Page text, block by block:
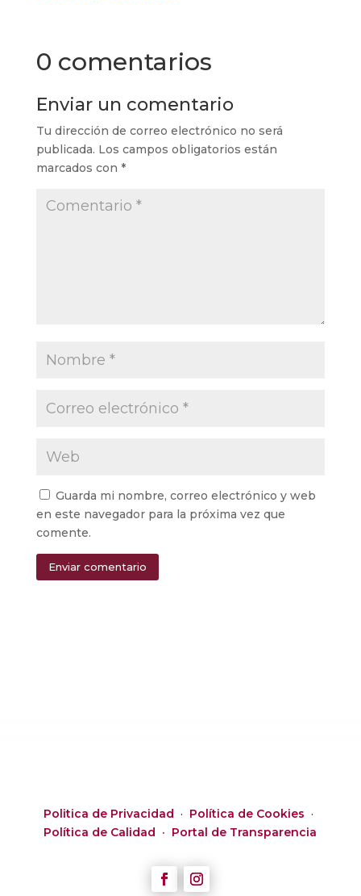
0 comentarios
Enviar un comentario
Tu dirección de correo electrónico no será
publicada. Los campos obligatorios están
marcados con *
Guarda mi nombre, correo electrónico y web
en este navegador para la próxima vez que
comente.
Enviar comentario
Politica de Privacidad · Política de Cookies ·
Política de Calidad · Portal de Transparencia